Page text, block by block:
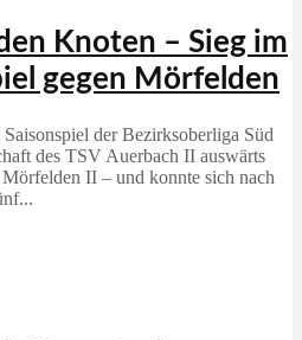
Knoten – Sieg im
gegen Mörfelden
der Bezirksoberliga Süd
des TSV Auerbach II auswärts
II – und konnte sich nach